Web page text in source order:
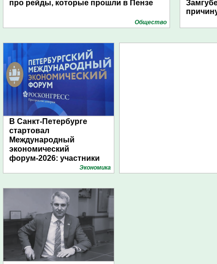
про рейды, которые прошли в Пензе
Общество
В Санкт-Петербурге
стартовал
Международный
экономический
форум-2026: участники
подготовили креативные
Экономика